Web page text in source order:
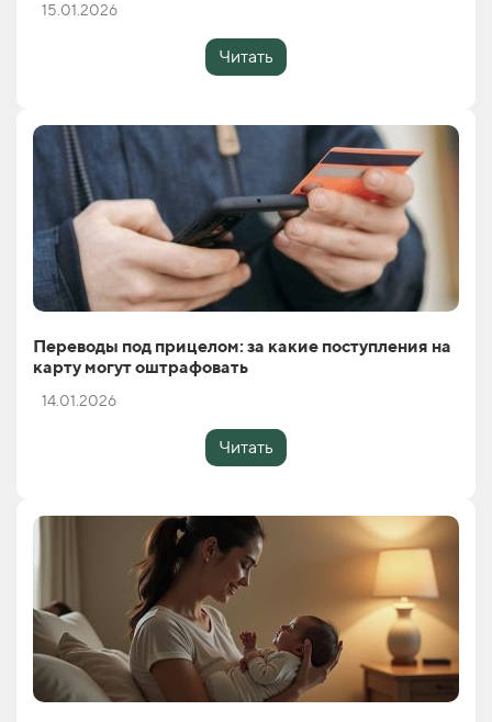
15.01.2026
Читать
Переводы под прицелом: за какие поступления на
карту могут оштрафовать
14.01.2026
Читать